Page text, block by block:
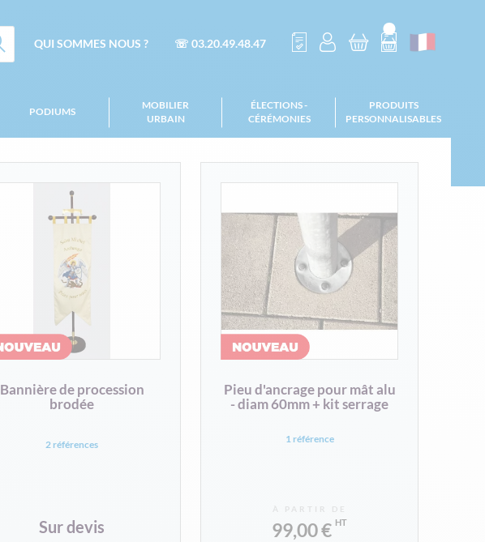
QUI SOMMES NOUS ? ☏ 03.20.49.48.47
PODIUMS
MOBILIER
URBAIN
ÉLECTIONS -
CÉRÉMONIES
PRODUITS
PERSONNALISABLES
Bannière de procession
brodée
2 références
Sur devis
Pieu d'ancrage pour mât alu
- diam 60mm + kit serrage
1 référence
À PARTIR DE
99,00 €